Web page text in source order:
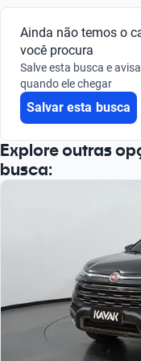
Busque por marca
Busque por modelo
Busque por versão
Ainda não temos o
você procura
Salve esta busca e
quando ele chegar
Salvar esta busca
Explore outras
busca: